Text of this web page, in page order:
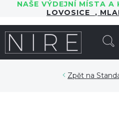
NAŠE VÝDEJNÍ MÍSTA A
LOVOSICE ,